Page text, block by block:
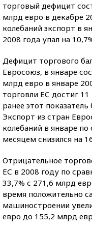
торговый дефицит
млрд евро в декабре
колебаний экспорт в
2008 года упал на
Дефицит торгового
Евросоюз, в январе
млрд евро в январе
торговли ЕС достиг
ранее этот
Экспорт из стран
колебаний в январе
месяцем снизился на
Отрицательное
ЕС в 2008 году по
33,7% с 271,6 млрд
время положительно
машиностроении
евро до 155,2 млрд